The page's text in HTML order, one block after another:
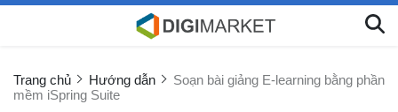
Trang chủ Hướng dẫn
Soạn bài giảng E-learning bằng phần
mềm iSpring Suite